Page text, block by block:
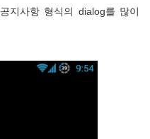
지사항 형식의 dialog를 많이